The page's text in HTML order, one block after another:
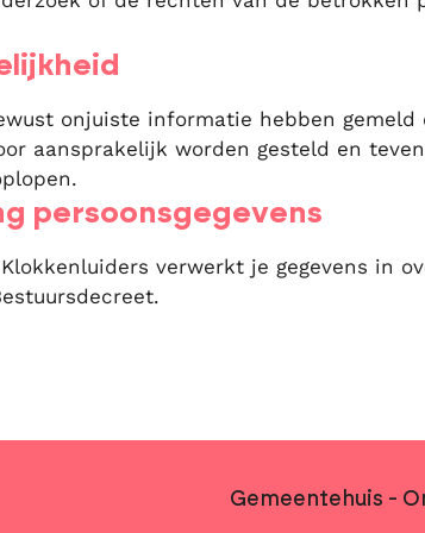
onjuiste informatie hebben gemeld
aansprakelijk worden gesteld en
persoonsgegevens
verwerkt je gegevens in
Contact &
Gemeentehuis -